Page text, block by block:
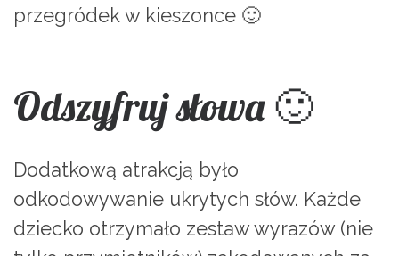
przegródek w kieszonce 🙂
Odszyfruj słowa 🙂
Dodatkową atrakcją było
odkodowywanie ukrytych słów. Każde
dziecko otrzymało zestaw wyrazów (nie